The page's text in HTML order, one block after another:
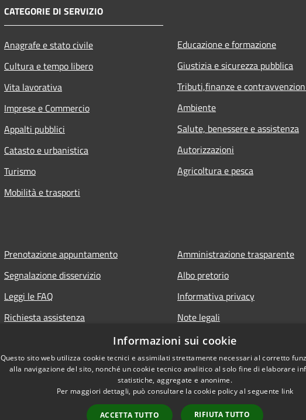
CATEGORIE DI SERVIZIO
Anagrafe e stato civile
Cultura e tempo libero
Vita lavorativa
Imprese e Commercio
Appalti pubblici
Catasto e urbanistica
Turismo
Mobilità e trasporti
Educazione e formazione
Giustizia e sicurezza pubblica
Tributi,finanze e
Ambiente
Salute, benessere e assistenza
Autorizzazioni
Agricoltura e pesca
Prenotazione appuntamento
Segnalazione disservizio
Leggi le FAQ
Richiesta assistenza
Amministrazione trasparente
Albo pretorio
Informativa privacy
Note legali
Dichiarazione di accessibilità
Informazioni sui cookie
Questo sito web utilizza cookie tecnici e assimilati strettamente necessari al corretto
alla navigazione del sito, nonché un cookie tecnico analitico al solo fine di elaborare
statistiche, aggregate e anonime.
Per maggiori dettagli, può consultare la cookie policy al seguente link
ACCETTA TUTTO RIFIUTA TUTTO